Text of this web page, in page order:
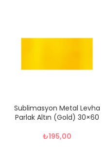
Sublimasyon Metal Levha
Parlak Altın (Gold) 30×60
₺195,00